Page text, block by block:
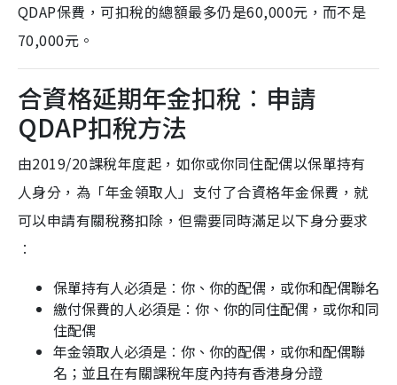
QDAP保費，可扣稅的總額最多仍是60,000元，而不是
70,000元。
合資格延期年金扣稅︰申請
QDAP扣稅方法
由2019/20課稅年度起，如你或你同住配偶以保單持有
人身分，為「年金領取人」支付了合資格年金保費，就
可以申請有關稅務扣除，但需要同時滿足以下身分要求
︰
保單持有人必須是︰你、你的配偶，或你和配偶聯名
繳付保費的人必須是︰你、你的同住配偶，或你和同
住配偶
年金領取人必須是︰你、你的配偶，或你和配偶聯
名；並且在有關課稅年度內持有香港身分證